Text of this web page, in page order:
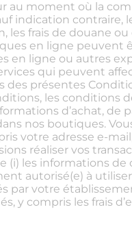
au moment où la
indication contraire,
les frais de douane ou
en ligne peuvent
en ligne ou autres
qui peuvent
des présentes
les conditions
d’achat,
nos boutiques.
votre adresse e-
réaliser vos
(i) les informations
autorisé(e) à
par votre
y compris les frais